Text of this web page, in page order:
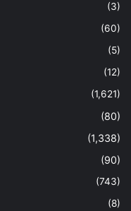
(3)
(60)
(5)
(12)
(1,621)
(80)
(1,338)
(90)
(743)
(8)